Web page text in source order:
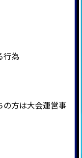
行為
方は大会運営事